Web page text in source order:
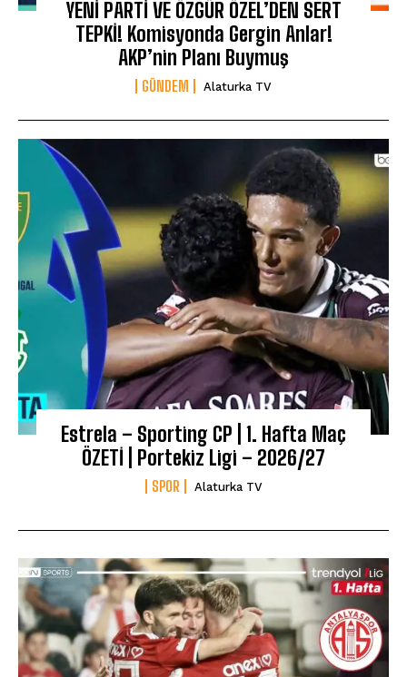
YENİ PARTİ VE ÖZGÜR ÖZEL’DEN SERT
TEPKİ! Komisyonda Gergin Anlar!
AKP’nin Planı Buymuş
GÜNDEM Alaturka TV
Estrela – Sporting CP | 1. Hafta Maç
ÖZETİ | Portekiz Ligi – 2026/27
SPOR Alaturka TV